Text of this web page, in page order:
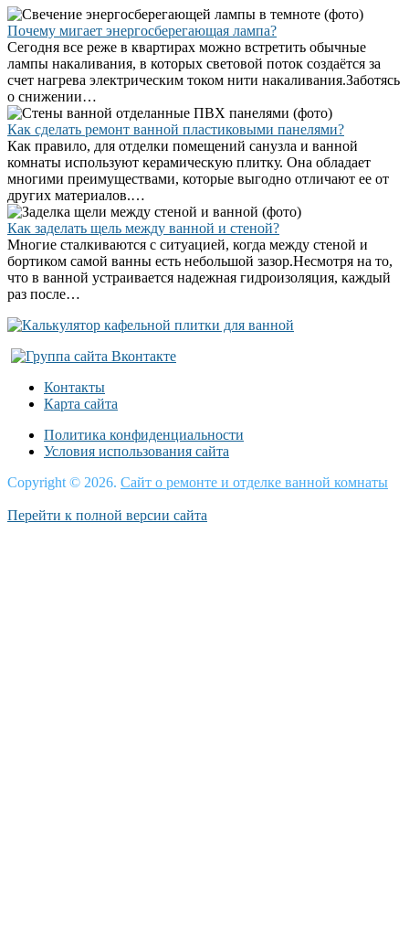
Почему мигает энергосберегающая лампа?
Сегодня все реже в квартирах можно встретить обычные
лампы накаливания, в которых световой поток создаётся за
счет нагрева электрическим током нити накаливания.Заботясь
о снижении…
Как сделать ремонт ванной пластиковыми панелями?
Как правило, для отделки помещений санузла и ванной
комнаты используют керамическую плитку. Она обладает
многими преимуществами, которые выгодно отличают ее от
других материалов.…
Как заделать щель между ванной и стеной?
Многие сталкиваются с ситуацией, когда между стеной и
бортиком самой ванны есть небольшой зазор.Несмотря на то,
что в ванной устраивается надежная гидроизоляция, каждый
раз после…
Контакты
Карта сайта
Политика конфиденциальности
Условия использования сайта
Copyright © 2026. Сайт о ремонте и отделке ванной комнаты
Перейти к полной версии сайта